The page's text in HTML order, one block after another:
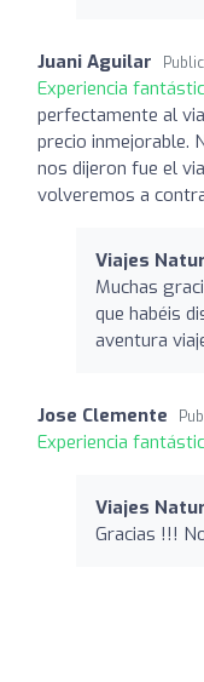
Juani Aguilar
Experiencia
perfectamente al
precio inmejorable.
nos dijeron fue el
volveremos a
Viajes
Muchas
que habéis
aventura
Jose Clemente
Experiencia
Viajes
Gracias !!!